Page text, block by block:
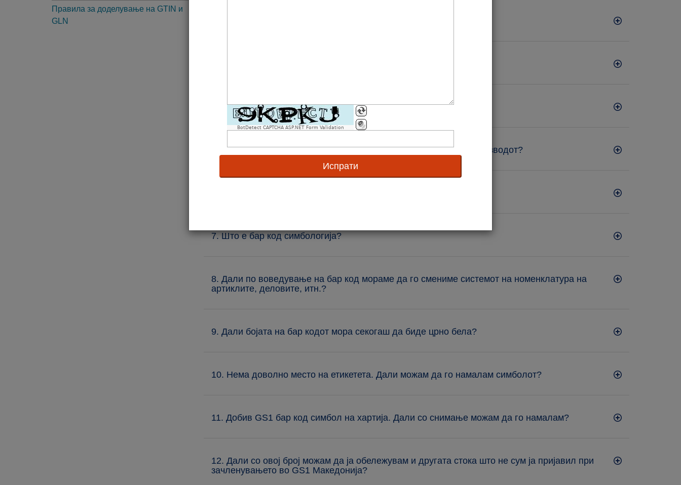
Правила за доделување на GTIN и
GLN
BotDetect CAPTCHA ASP.NET Form Validation
4. Што е GS1 број?
5. Дали првите бројки говорат за земјата од каде потекнува производот?
7. Што е бар код симбологија?
8. Дали по воведување на бар код мораме да го смениме системот на номенклатура на
артиклите, деловите, итн.?
9. Дали бојата на бар кодот мора секогаш да биде црно бела?
10. Нема доволно место на етикетета. Дали можам да го намалам симболот?
11. Добив GS1 бар код симбол на хартија. Дали со снимање можам да го намалам?
12. Дали со овој број можам да ја обележувам и другата стока што не сум ја пријавил при
зачленувањето во GS1 Македонија?